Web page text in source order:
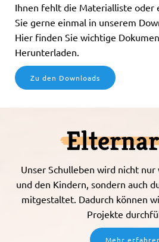
Ihnen fehlt die Materialliste oder
Sie gerne einmal in unserem
Hier finden Sie wichtige
Herunterladen.
Zu den Downloads
Unser Schulleben wird nicht
und den Kindern, sondern auch
mitgestaltet. Dadurch können
Projekte
Mehr